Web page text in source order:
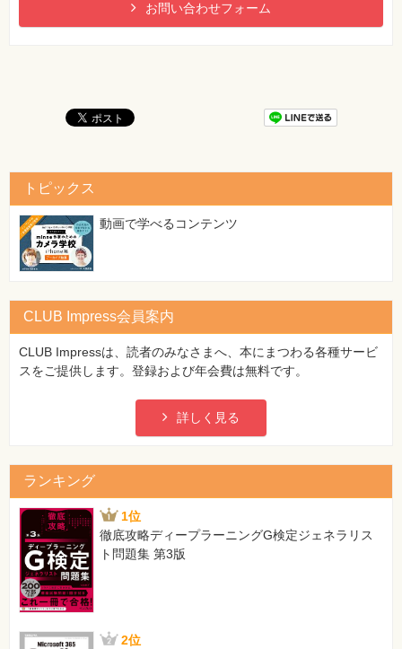
お問い合わせフォーム
トピックス
動画で学べるコンテンツ
CLUB Impress会員案内
CLUB Impressは、読者のみなさまへ、本にまつわる各種サービ
スをご提供します。登録および年会費は無料です。
詳しく見る
ランキング
1位
徹底攻略ディープラーニングG検定ジェネラリス
ト問題集 第3版
2位